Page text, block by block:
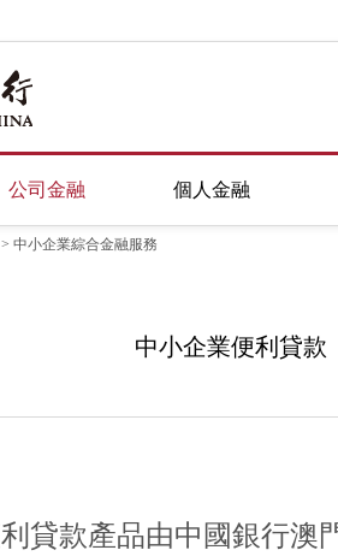
公司金融 個人金融
> 中小企業綜合金融服務
中小企業便利貸款
貸款產品由中國銀行澳